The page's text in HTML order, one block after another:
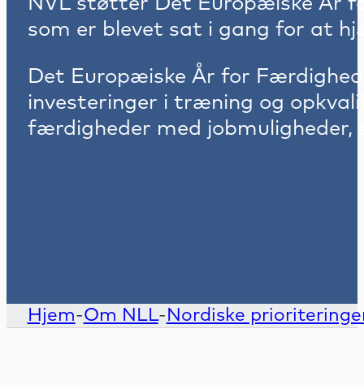
som er blevet sat i gang for at
Det Europæiske År for
investeringer i træning og
færdigheder med
Hjem-Om NLL- Nordiske